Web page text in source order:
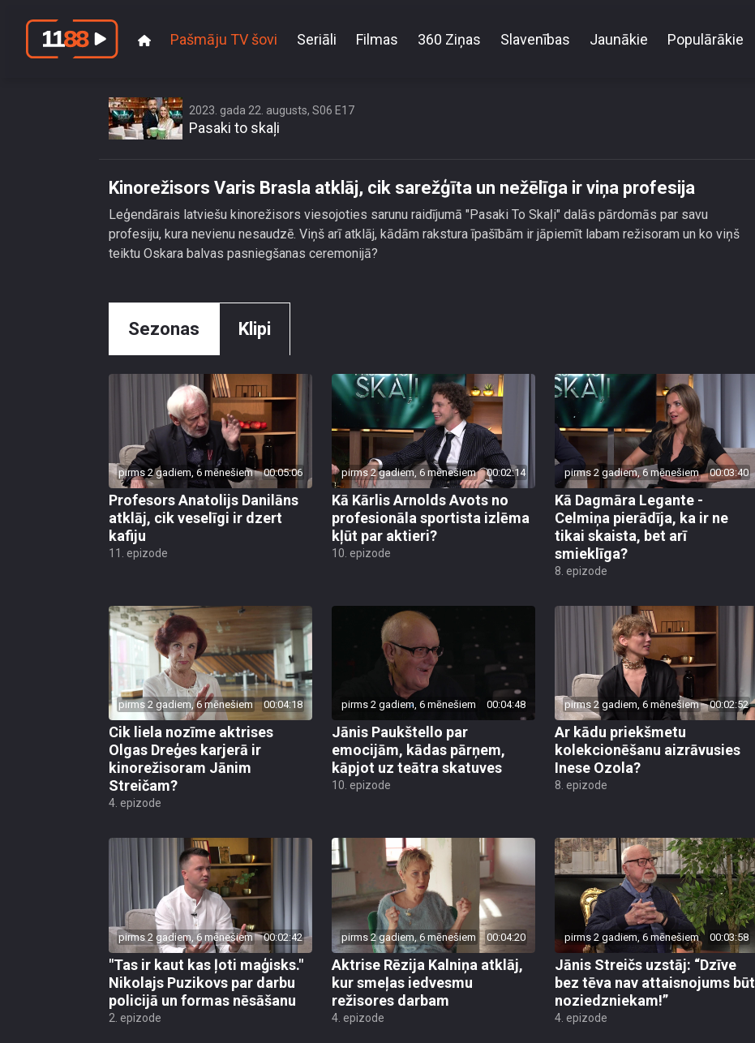
Pašmāju TV šovi Seriāli Filmas 360 Ziņas Slavenības Jaunākie Populārākie
2023. gada 22. augusts, S06 E17
Pasaki to skaļi
Kinorežisors Varis Brasla atklāj, cik sarežģīta un nežēlīga ir viņa profesija
Leģendārais latviešu kinorežisors viesojoties sarunu raidījumā "Pasaki To Skaļi" dalās pārdomās par savu
profesiju, kura nevienu nesaudzē. Viņš arī atklāj, kādām rakstura īpašībām ir jāpiemīt labam režisoram un ko viņš
teiktu Oskara balvas pasniegšanas ceremonijā?
Sezonas Klipi
pirms 2 gadiem, 6 mēnešiem 00:05:06
Profesors Anatolijs Danilāns
atklāj, cik veselīgi ir dzert
kafiju
11. epizode
pirms 2 gadiem, 6 mēnešiem 00:02:14
Kā Kārlis Arnolds Avots no
profesionāla sportista izlēma
kļūt par aktieri?
10. epizode
pirms 2 gadiem, 6 mēnešiem 00:03:40
Kā Dagmāra Legante -
Celmiņa pierādīja, ka ir ne
tikai skaista, bet arī
smieklīga?
8. epizode
pirms 2 gadiem, 6 mēnešiem 00:04:18
Cik liela nozīme aktrises
Olgas Dreģes karjerā ir
kinorežisoram Jānim
Streičam?
4. epizode
pirms 2 gadiem, 6 mēnešiem 00:04:48
Jānis Paukštello par
emocijām, kādas pārņem,
kāpjot uz teātra skatuves
10. epizode
pirms 2 gadiem, 6 mēnešiem 00:02:52
Ar kādu priekšmetu
kolekcionēšanu aizrāvusies
Inese Ozola?
8. epizode
pirms 2 gadiem, 6 mēnešiem 00:02:42
"Tas ir kaut kas ļoti maģisks."
Nikolajs Puzikovs par darbu
policijā un formas nēsāšanu
2. epizode
pirms 2 gadiem, 6 mēnešiem 00:04:20
Aktrise Rēzija Kalniņa atklāj,
kur smeļas iedvesmu
režisores darbam
4. epizode
pirms 2 gadiem, 6 mēnešiem 00:03:58
Jānis Streičs uzstāj: “Dzīve
bez tēva nav attaisnojums būt
noziedzniekam!”
4. epizode